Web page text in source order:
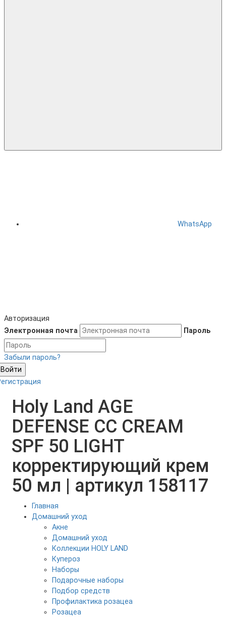
WhatsApp
Авторизация
Электронная почта
Пароль
Забыли пароль?
Войти
Holy Land AGE
DEFENSE CC CREAM
SPF 50 LIGHT
корректирующий крем
50 мл | артикул 158117
Главная
Домашний уход
Акне
Домашний уход
Коллекции HOLY LAND
Купероз
Наборы
Подарочные наборы
Подбор средств
Профилактика розацеа
Розацеа